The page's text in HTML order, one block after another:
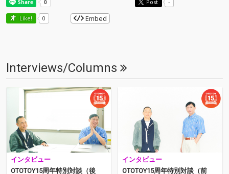
Post -
Like! 0 Embed
Interviews/Columns
インタビュー
OTOTOY15周年特別対談（後
インタビュー
OTOTOY15周年特別対談（前